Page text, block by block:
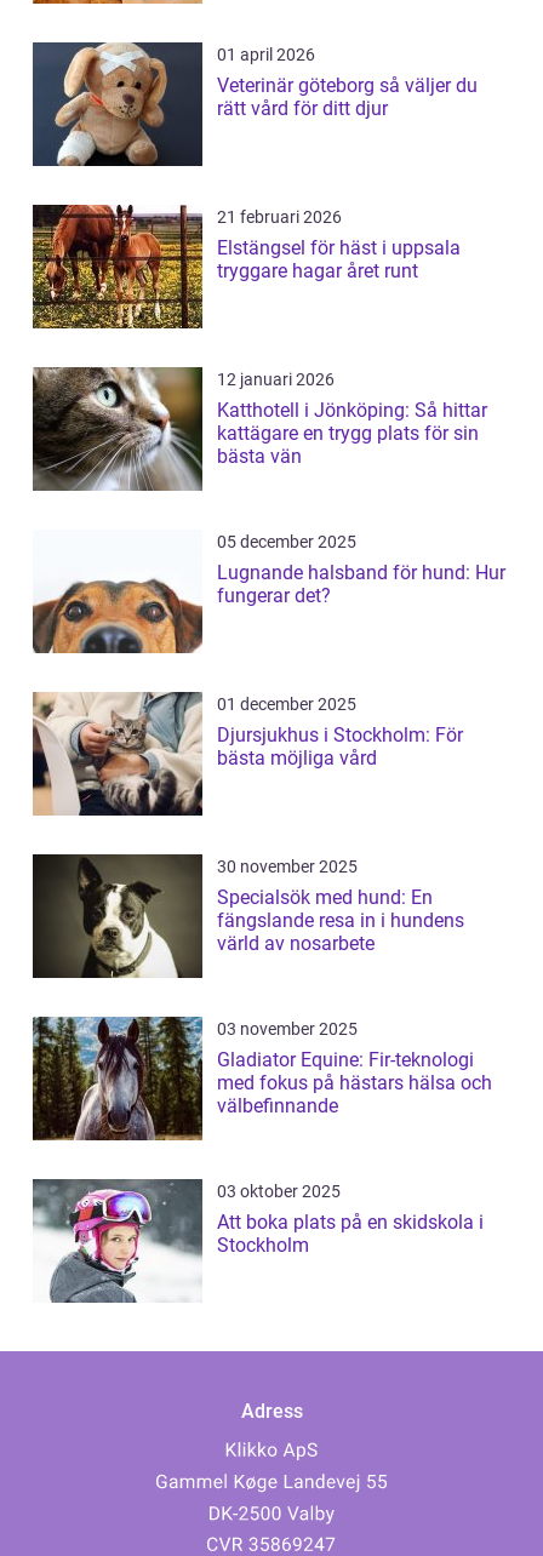
01 april 2026
Veterinär göteborg så väljer du
rätt vård för ditt djur
21 februari 2026
Elstängsel för häst i uppsala
tryggare hagar året runt
12 januari 2026
Katthotell i Jönköping: Så hittar
kattägare en trygg plats för sin
bästa vän
05 december 2025
Lugnande halsband för hund: Hur
fungerar det?
01 december 2025
Djursjukhus i Stockholm: För
bästa möjliga vård
30 november 2025
Specialsök med hund: En
fängslande resa in i hundens
värld av nosarbete
03 november 2025
Gladiator Equine: Fir-teknologi
med fokus på hästars hälsa och
välbefinnande
03 oktober 2025
Att boka plats på en skidskola i
Stockholm
Adress